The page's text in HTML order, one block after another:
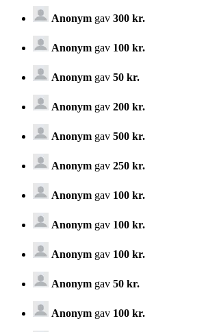
Anonym gav 300 kr.
Anonym gav 100 kr.
Anonym gav 50 kr.
Anonym gav 200 kr.
Anonym gav 500 kr.
Anonym gav 250 kr.
Anonym gav 100 kr.
Anonym gav 100 kr.
Anonym gav 100 kr.
Anonym gav 50 kr.
Anonym gav 100 kr.